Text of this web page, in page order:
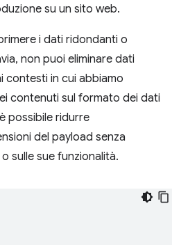
su un sito web.
i dati ridondanti o
non puoi eliminare dati
contesti in cui abbiamo
contenuti sul formato dei dati
possibile ridurre
del payload senza
sulle sue funzionalità.